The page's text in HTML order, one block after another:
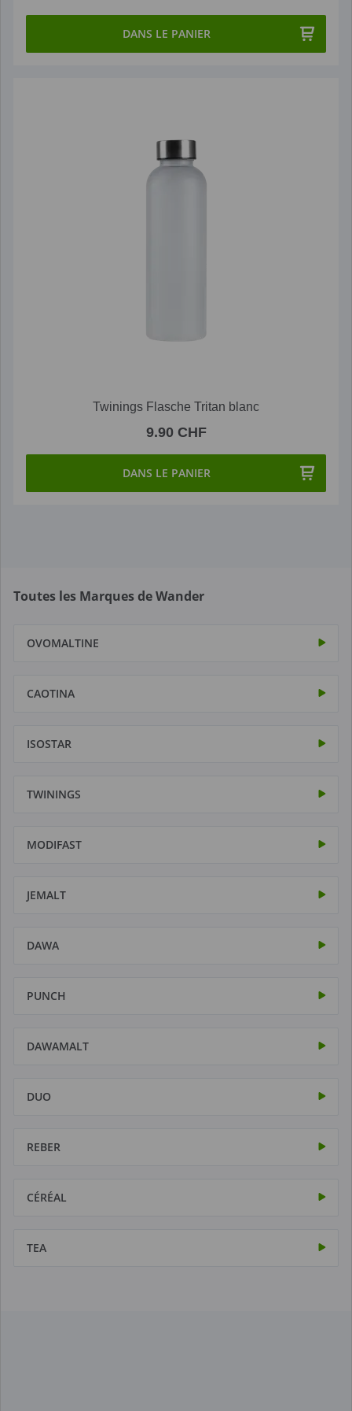
DANS LE PANIER
Twinings Flasche Tritan blanc
9.90 CHF
DANS LE PANIER
Toutes les Marques de Wander
OVOMALTINE
CAOTINA
ISOSTAR
TWININGS
MODIFAST
JEMALT
DAWA
PUNCH
DAWAMALT
DUO
REBER
CÉRÉAL
TEA